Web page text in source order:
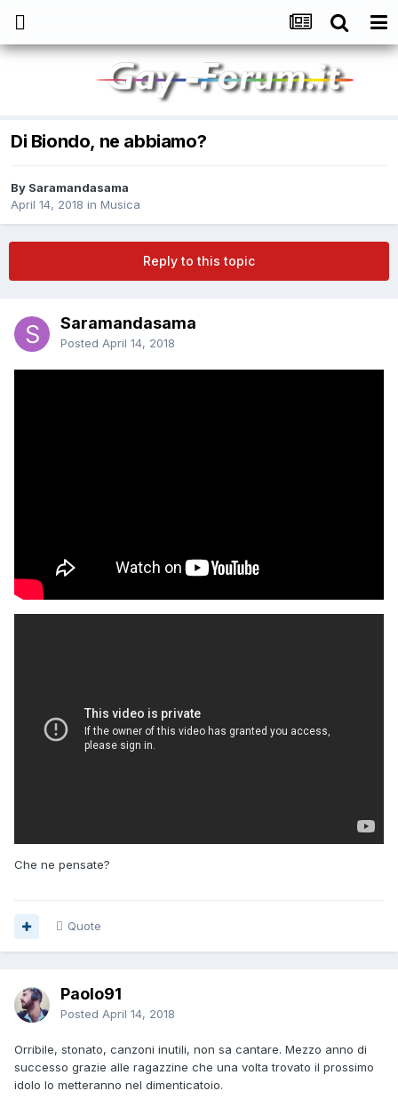
Di Biondo, ne abbiamo?
By Saramandasama
April 14, 2018 in Musica
Reply to this topic
Saramandasama
Posted April 14, 2018
Che ne pensate?
Quote
Paolo91
Posted April 14, 2018
Orribile, stonato, canzoni inutili, non sa cantare. Mezzo anno di
successo grazie alle ragazzine che una volta trovato il prossimo
idolo lo metteranno nel dimenticatoio.